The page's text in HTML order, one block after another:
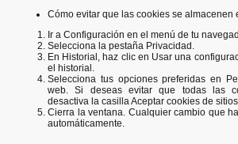
Cómo evitar que las cookies se almacenen
Ir a Configuración en el menú de tu
Selecciona la pestaña Privacidad.
En Historial, haz clic en Usar una
el historial.
Selecciona tus opciones preferidas en
web. Si deseas evitar que todas las
desactiva la casilla Aceptar cookies de
Cierra la ventana. Cualquier cambio que
automáticamente.